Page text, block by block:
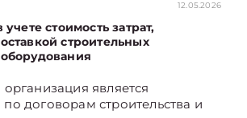
12.05.2026
учете стоимость затрат,
строительных
является
договорам строительства и